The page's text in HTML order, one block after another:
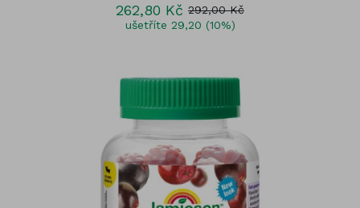
262,80 Kč 292,00 Kč
ušetříte 29,20 (10%)